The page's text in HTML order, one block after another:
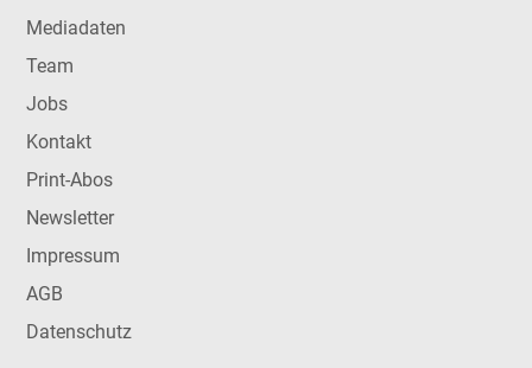
Mediadaten
Team
Jobs
Kontakt
Print-Abos
Newsletter
Impressum
AGB
Datenschutz